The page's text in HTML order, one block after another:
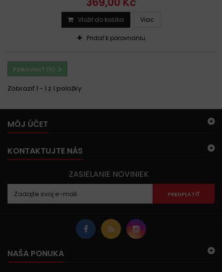
Vložiť do košíka Viac
Pridať k porovnaniu
POROVNAŤ (0)
Zobraziť 1 - 1 z 1 položky
MÔJ ÚČET
KONTAKTUJTE NÁS
ZASIELANIE NOVINIEK
PREDPLATIŤ
NAŠA PONUKA